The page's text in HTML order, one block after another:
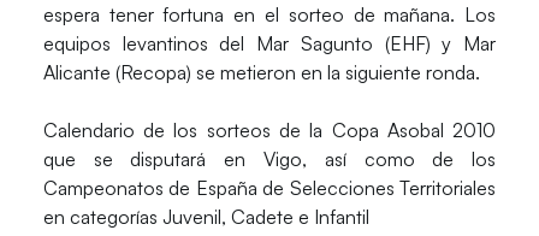
espera tener fortuna en el sorteo de mañana. Los
equipos levantinos del Mar Sagunto (EHF) y Mar
Alicante (Recopa) se metieron en la siguiente ronda.
Calendario de los sorteos de la Copa Asobal 2010
que se disputará en Vigo, así como de los
Campeonatos de España de Selecciones Territoriales
en categorías Juvenil, Cadete e Infantil